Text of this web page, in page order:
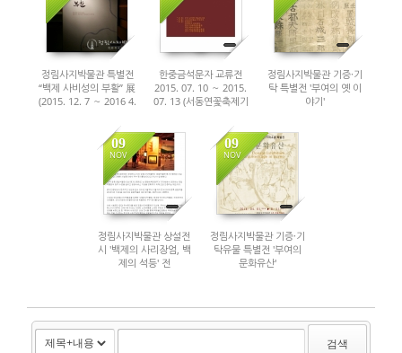
2343
정림사지박물관 특별전
“백제 사비성의 부활” 展
(2015. 12. 7 ～ 2016 4.
2531
한중금석문자 교류전
2015. 07. 10 ～ 2015.
07. 13 (서동연꽃축제기
2437
정림사지박물관 기증·기
탁 특별전 '부여의 옛 이
야기'
09
NOV
2429
정림사지박물관 상설전
시 '백제의 사리장엄, 백
제의 석등' 전
09
NOV
2638
정림사지박물관 기증·기
탁유물 특별전 '부여의
문화유산'
검색